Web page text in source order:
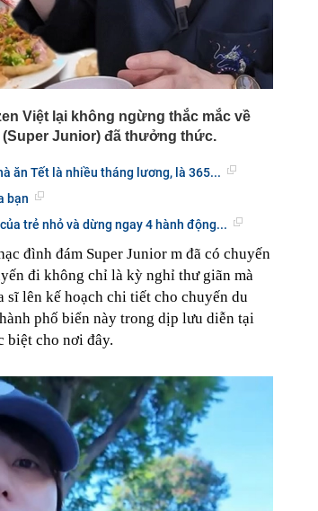
Việt lại không ngừng thắc mắc về
Junior) đã thưởng thức.
ăn Tết là nhiều tháng lương, là 365...
bạn
trẻ nhỏ và dừng ngay 4 hành động...
đình đám Super Junior m đã có chuyến
đi không chỉ là kỳ nghỉ thư giãn mà
lên kế hoạch chi tiết cho chuyến du
phố biển này trong dịp lưu diễn tại
biệt cho nơi đây.